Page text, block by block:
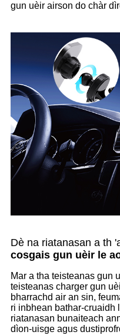
gun uèir airson do chàr
Dè na riatanasan a th
cosgais gun uèir le
Mar a tha teisteanas gun
teisteanas charger gun
bharrachd air an sin,
ri inbhean bathar-cruaidh
riatanasan bunaiteach
dìon-uisge agus